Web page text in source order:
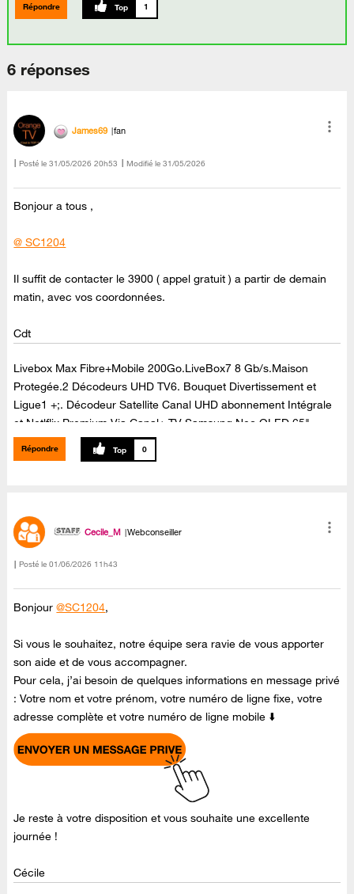
Répondre 1
6 réponses
James69 fan
Posté le ‎31/05/2026 20h53 Modifié le 31/05/2026
Bonjour a tous ,
@ SC1204
Il suffit de contacter le 3900 ( appel gratuit ) a partir de demain
matin, avec vos coordonnées.
Cdt
Livebox Max Fibre+Mobile 200Go.LiveBox7 8 Gb/s.Maison
Protegée.2 Décodeurs UHD TV6. Bouquet Divertissement et
Ligue1 +;. Décodeur Satellite Canal UHD abonnement Intégrale
et Netlflix Premium Via Canal+.TV Samsung Neo QLED 65"
65QN90C Dolby Atmos,Barre de son Samsung Dolby Atmos ,Kit
enceintes arrières Samsung,sans fil SWA-9500S ,Dolby Atmos.
Répondre 0
Cecile_M Webconseiller
Posté le ‎01/06/2026 11h43
Bonjour@SC1204,
Si vous le souhaitez, notre équipe sera ravie de vous apporter
son aide et de vous accompagner.
Pour cela, j’ai besoin de quelques informations en message privé
: Votre nom et votre prénom, votre numéro de ligne fixe, votre
adresse complète et votre numéro de ligne mobile ⬇️
Je reste à votre disposition et vous souhaite une excellente
journée !
Cécile